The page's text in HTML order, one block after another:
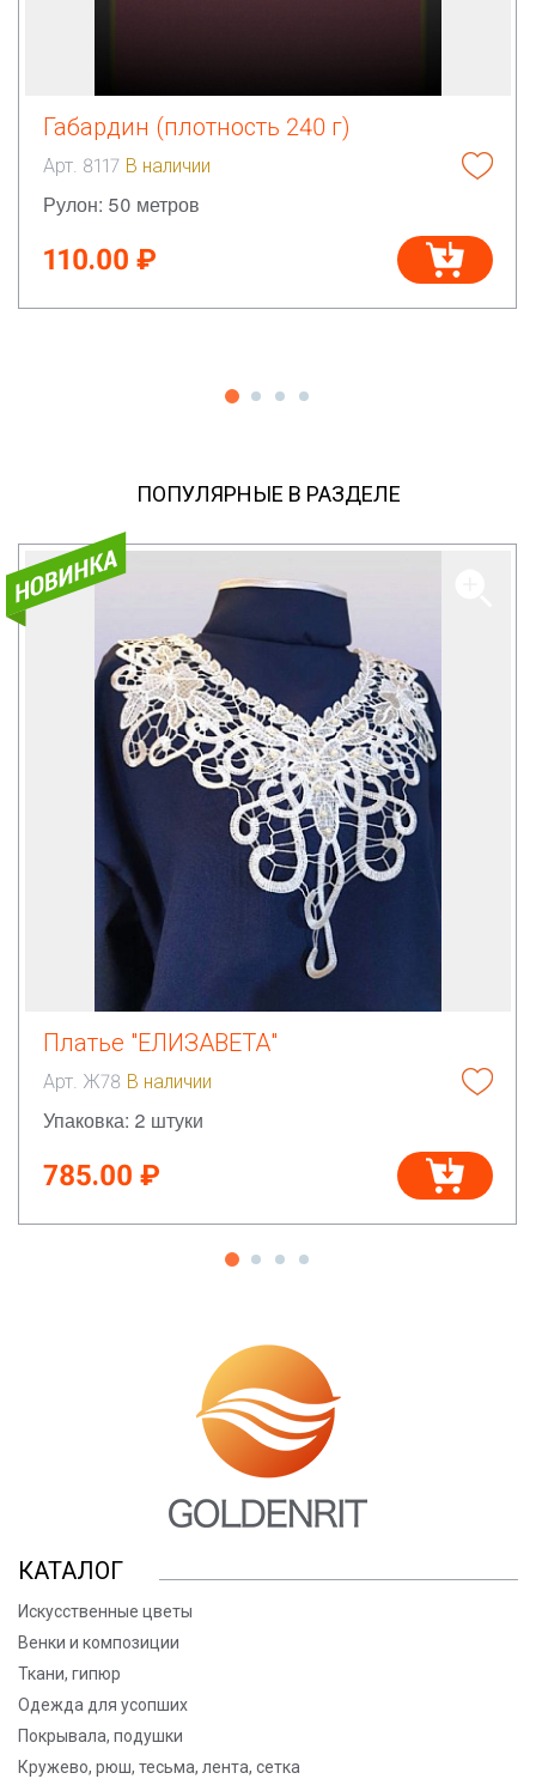
Габардин (плотность 240 г)
Арт. 8117 В наличии
Рулон: 50 метров
110.00 ₽
ПОПУЛЯРНЫЕ В РАЗДЕЛЕ
Платье "ЕЛИЗАВЕТА"
Арт. Ж78 В наличии
Упаковка: 2 штуки
785.00 ₽
КАТАЛОГ
Искусственные цветы
Венки и композиции
Ткани, гипюр
Одежда для усопших
Покрывала, подушки
Кружево, рюш, тесьма, лента, сетка